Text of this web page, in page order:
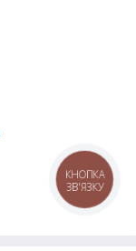
КНОПКА
ЗВ'ЯЗКУ